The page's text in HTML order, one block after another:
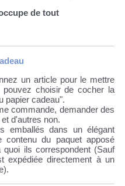
de tout
un article pour le mettre
choisir de cocher la
papier cadeau".
commande, demander des
d'autres non.
emballés dans un élégant
contenu du paquet apposé
ils correspondent (Sauf
expédiée directement à un